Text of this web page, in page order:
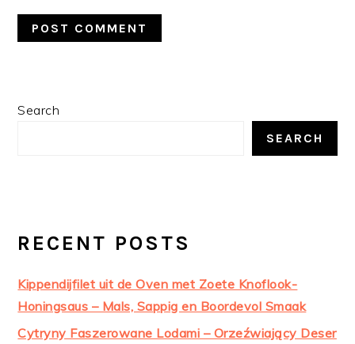
PRIMARY
Search
SEARCH
RECENT POSTS
Kippendijfilet uit de Oven met Zoete Knoflook-
Honingsaus – Mals, Sappig en Boordevol Smaak
Cytryny Faszerowane Lodami – Orzeźwiający Deser